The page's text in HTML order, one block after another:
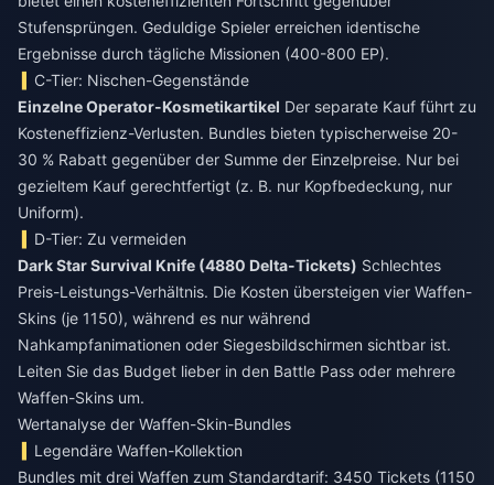
Stufensprüngen. Geduldige Spieler erreichen identische
Ergebnisse durch tägliche Missionen (400-800 EP).
C-Tier: Nischen-Gegenstände
Einzelne Operator-Kosmetikartikel Der separate Kauf führt zu
Kosteneffizienz-Verlusten. Bundles bieten typischerweise 20-
30 % Rabatt gegenüber der Summe der Einzelpreise. Nur bei
gezieltem Kauf gerechtfertigt (z. B. nur Kopfbedeckung, nur
Uniform).
D-Tier: Zu vermeiden
Dark Star Survival Knife (4880 Delta-Tickets) Schlechtes
Preis-Leistungs-Verhältnis. Die Kosten übersteigen vier Waffen-
Skins (je 1150), während es nur während
Nahkampfanimationen oder Siegesbildschirmen sichtbar ist.
Leiten Sie das Budget lieber in den Battle Pass oder mehrere
Waffen-Skins um.
Wertanalyse der Waffen-Skin-Bundles
Legendäre Waffen-Kollektion
Bundles mit drei Waffen zum Standardtarif: 3450 Tickets (1150